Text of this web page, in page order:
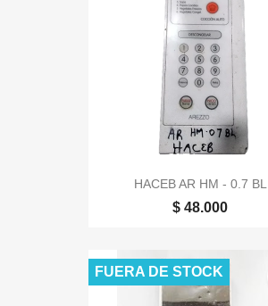
HACEB AR HM - 0.7 BL
$ 48.000
FUERA DE STOCK